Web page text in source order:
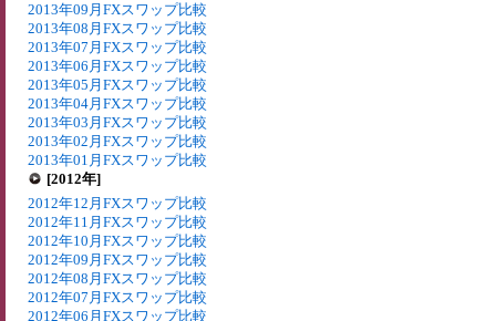
2013年09月FXスワップ比較
2013年08月FXスワップ比較
2013年07月FXスワップ比較
2013年06月FXスワップ比較
2013年05月FXスワップ比較
2013年04月FXスワップ比較
2013年03月FXスワップ比較
2013年02月FXスワップ比較
2013年01月FXスワップ比較
[2012年]
2012年12月FXスワップ比較
2012年11月FXスワップ比較
2012年10月FXスワップ比較
2012年09月FXスワップ比較
2012年08月FXスワップ比較
2012年07月FXスワップ比較
2012年06月FXスワップ比較